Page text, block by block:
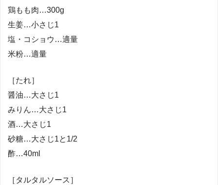
鶏もも肉…300g
生姜…小さじ1
塩・コショウ…適量
米粉…適量
［たれ］
醤油…大さじ1
みりん…大さじ1
酒…大さじ1
砂糖…大さじ1と1/2
酢…40ml
［タルタルソース］